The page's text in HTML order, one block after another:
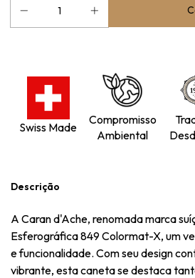
Swiss Made
Compromisso
Ambiental
Descrição
A Caran d'Ache, renomada marca
Esferográfica 849 Colormat-X, um
e funcionalidade. Com seu design
vibrante, esta caneta se destaca